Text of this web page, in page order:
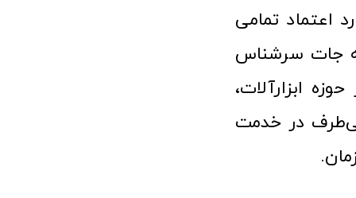
اعتماد تمامی
جات سرشناس
ابزارآلات،
در خدمت